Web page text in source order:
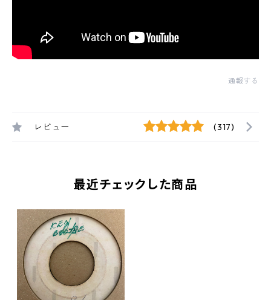
通報する
レビュー (317)
最近チェックした商品